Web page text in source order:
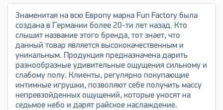
Знаменитая на всю Европу марка Fun Factory была
создана в Германии более 20-ти лет назад. Кто
слышит название этого бренда, тот знает, что
данный товар является высококачественным и
уникальным. Продукция предназначена дарить
разнообразные удивительные ощущения сильному и
слабому полу. Клиенты, регулярно покупающие
интимные игрушки, позволяют себе получить массу
непревзойденных ощущений, которые уносят на
седьмое небо и дарят райское наслаждение.